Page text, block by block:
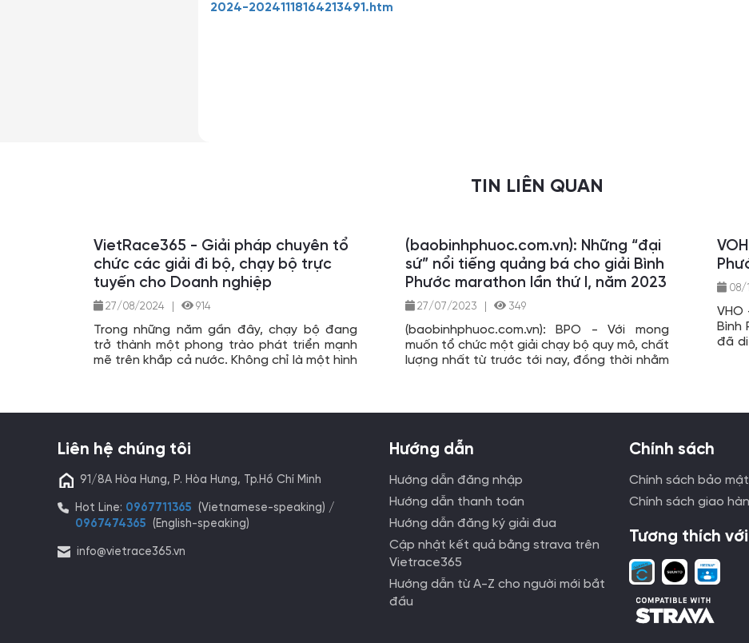
2024-20241118164213491.htm
TIN LIÊN QUAN
VietRace365 - Giải pháp chuyên tổ
chức các giải đi bộ, chạy bộ trực
tuyến cho Doanh nghiệp
27/08/2024 914
Trong những năm gần đây, chạy bộ đang
trở thành một phong trào phát triển mạnh
mẽ trên khắp cả nước. Không chỉ là một hình
chạy bộ đã dần trở thành một phần không
nhiều người.
(baobinhphuoc.com.vn): Những “đại
sứ” nổi tiếng quảng bá cho giải Bình
Phước marathon lần thứ I, năm 2023
27/07/2023 349
(baobinhphuoc.com.vn): BPO - Với mong
muốn tổ chức một giải chạy bộ quy mô, chất
lượng nhất từ trước tới nay, đồng thời nhằm
bá về giải ngay tại thị xã Phước Long - nơi
tổ chức giải.
08/
VHO
Bình
đã
Liên hệ chúng tôi
91/8A Hòa Hưng, P. Hòa Hưng, Tp.Hồ Chí Minh
Hot Line: 0967711365 (Vietnamese-speaking) /
0967474365 (English-speaking)
info@vietrace365.vn
Hướng dẫn
Hướng dẫn đăng nhập
Hướng dẫn thanh toán
Hướng dẫn đăng ký giải đua
Cập nhật kết quả bằng strava trên
Vietrace365
Hướng dẫn từ A-Z cho người mới bắt
đầu
Chính sách
Chính sách bảo mật
Chính sách giao
Tương thích với